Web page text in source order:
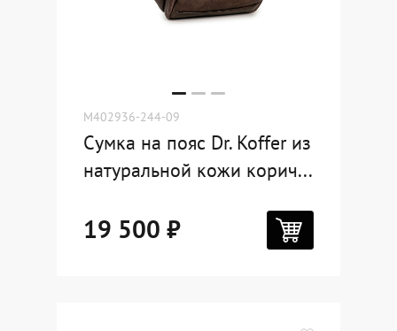
M402936-244-09
Сумка на пояс Dr. Koffer из
натуральной кожи корич...
19 500 ₽